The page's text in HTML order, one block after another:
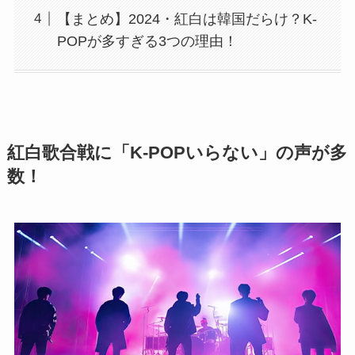
【まとめ】2024・紅白は韓国だらけ？K-
POPが多すぎる3つの理由！
紅白歌合戦に「K-POPいらない」の声が多
数！